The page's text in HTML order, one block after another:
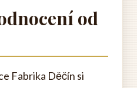
od
Fabrika Děčín si